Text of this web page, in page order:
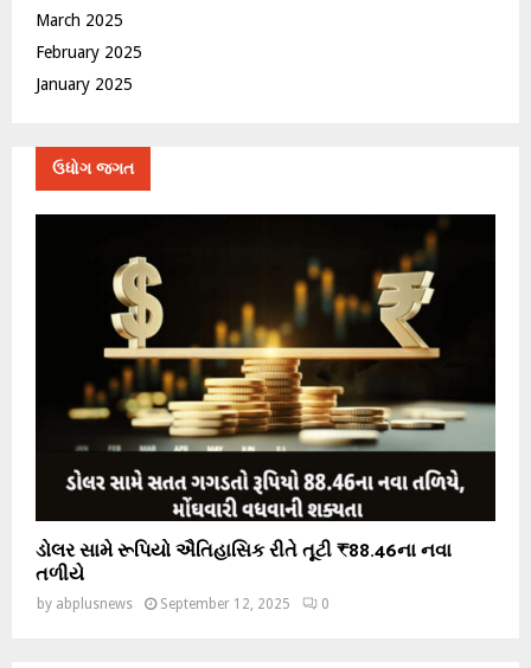
March 2025
February 2025
January 2025
ઉધોગ જગત
ડોલર સામે રૂપિયો ઐતિહાસિક રીતે તૂટી ₹88.46ના નવા
તળીયે
by abplusnews September 12, 2025 0